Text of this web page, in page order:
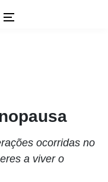
ocorridas no
a viver o